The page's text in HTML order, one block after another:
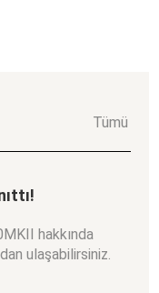
Tümü
hakkında
ulaşabilirsiniz.